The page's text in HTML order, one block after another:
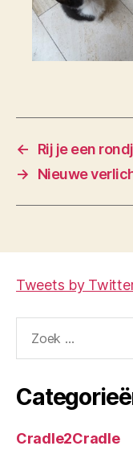
←
Rij je een
→
Nieuwe
Tweets by
naar:
Cradle2Cradle